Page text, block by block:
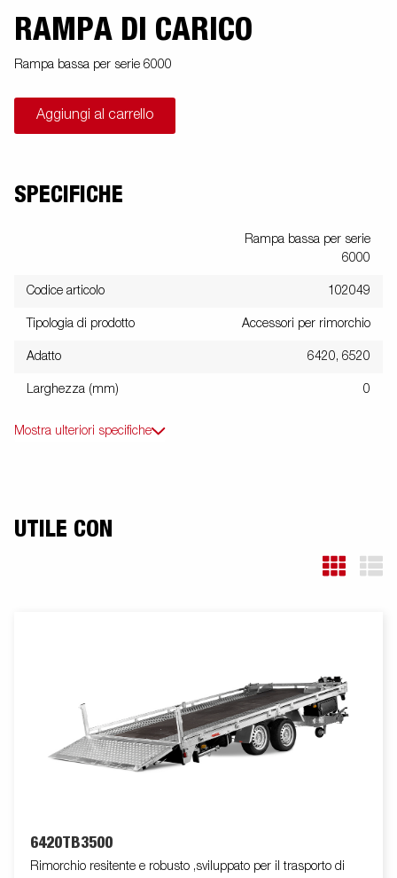
RAMPA DI CARICO
Rampa bassa per serie 6000
Aggiungi al carrello
SPECIFICHE
Rampa bassa per serie
6000
Codice articolo 102049
Tipologia di prodotto Accessori per rimorchio
Adatto 6420, 6520
Larghezza (mm) 0
Mostra ulteriori specifiche
UTILE CON
6420TB3500
Rimorchio resitente e robusto ,sviluppato per il trasporto di